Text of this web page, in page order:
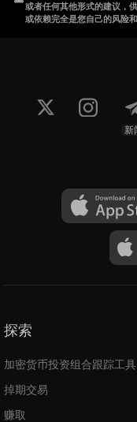
或者任何其他形式的建议，
或依赖完全是您自己的风险和
新
探索
加密货币投资组合跟踪工具
掉期交易
赚取